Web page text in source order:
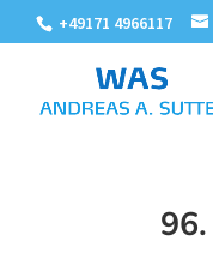
+49171 4966117